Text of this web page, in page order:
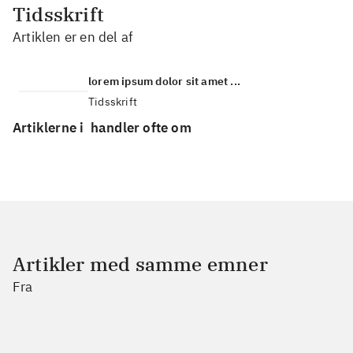
Tidsskrift
Artiklen er en del af
lorem ipsum dolor sit amet ...
Tidsskrift
Artiklerne i handler ofte om
Artikler med samme emner
Fra